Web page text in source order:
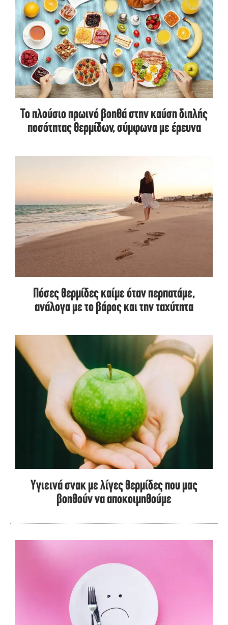
Το πλούσιο πρωινό βοηθά στην καύση διπλής
ποσότητας θερμίδων, σύμφωνα με έρευνα
Πόσες θερμίδες καίμε όταν περπατάμε,
ανάλογα με το βάρος και την ταχύτητα
Υγιεινά σνακ με λίγες θερμίδες που μας
βοηθούν να αποκοιμηθούμε